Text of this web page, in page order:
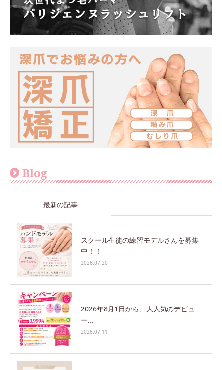
Blog
最新の記事
スクール生徒の練習モデルさんを募集
中！！
2026.07.20
2026年8月1日から、大人気のデビュ
ー...
2026.07.11